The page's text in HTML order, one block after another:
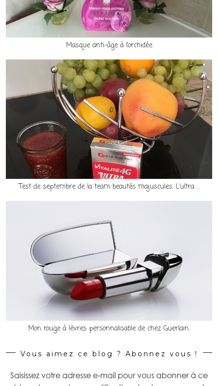
Masque anti-âge à l’orchidée
Test de septembre de la team beautés majuscules. L’ultra …
Mon rouge à lèvres personnalisable de chez Guerlain.
Vous aimez ce blog ? Abonnez vous !
Saisissez votre adresse e-mail pour vous abonner à ce